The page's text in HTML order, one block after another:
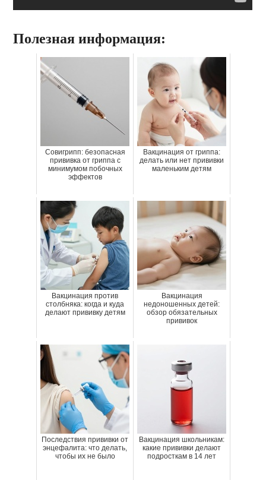
Полезная информация:
Совигрипп: безопасная
прививка от гриппа с
минимумом побочных
эффектов
Вакцинация от гриппа:
делать или нет прививки
маленьким детям
Вакцинация против
столбняка: когда и куда
делают прививку детям
Вакцинация
недоношенных детей:
обзор обязательных
прививок
Последствия прививки от
энцефалита: что делать,
чтобы их не было
Вакцинация школьникам:
какие прививки делают
подросткам в 14 лет